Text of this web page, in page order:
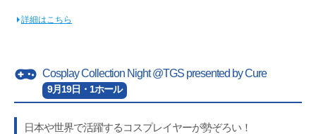
詳細はこちら
Cosplay Collection Night @TGS presented by Cure
9月19日・1ホール
日本や世界で活躍するコスプレイヤーが勢ぞろい！